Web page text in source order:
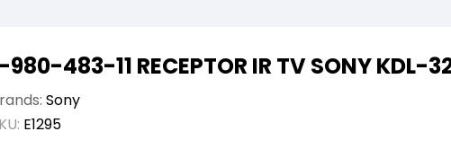
980-483-11 RECEPTOR IR TV SONY KDL-
Sony
E1295